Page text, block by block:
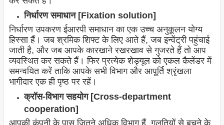
निर्धारण समाधान [Fixation solution]
निर्धारण उपकरण ईआरपी समाधान का एक उच्च अनुकूलन योग्य
हिस्सा हैं। जब श्रमिक शिफ्ट के लिए आते हैं, जब इन्वेंट्री पहुंचाई
जाती है, और जब आपके कारखाने रखरखाव से गुजरते हैं तो आप
व्यवस्थित कर सकते हैं। फिर प्रत्येक शेड्यूल को एकल कैलेंडर में
समन्वयित करें ताकि आपके सभी विभाग और आपूर्ति श्रृंखला
भागीदार एक ही पृष्ठ पर रहें।
क्रॉस-विभाग सहयोग [Cross-department
cooperation]